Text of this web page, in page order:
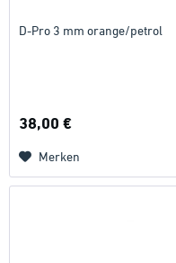
D-Pro 3 mm orange/petrol
38,00 €
Merken